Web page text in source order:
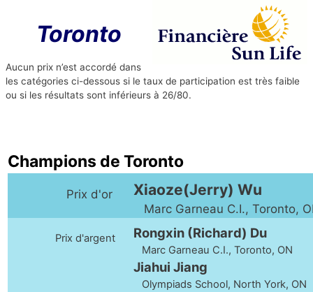
Toronto
Aucun prix n’est accordé dans
les catégories ci-dessous si le taux de participation est très faible
ou si les résultats sont inférieurs à 26/80.
Champions de Toronto
Prix d'or Xiaoze(Jerry) Wu
Marc Garneau C.I., Toronto,
Prix d'argent Rongxin (Richard) Du
Marc Garneau C.I., Toronto, ON
Jiahui Jiang
Olympiads School, North York, ON